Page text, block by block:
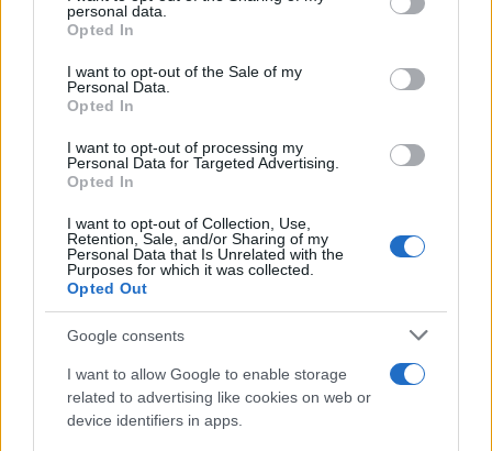
grant or deny consent to Google and its third-party tags to
use your data for below specified purposes in below Google
consent section.
personal data.
Opted In
I want to opt-out of the Sale of my
Personal Data.
Opted In
I want to opt-out of processing my
Personal Data for Targeted Advertising.
Opted In
I want to opt-out of Collection, Use,
Retention, Sale, and/or Sharing of my
Personal Data that Is Unrelated with the
Purposes for which it was collected.
Opted Out
Google consents
I want to allow Google to enable storage
related to advertising like cookies on web or
device identifiers in apps.
EFA GROUP: Στρατηγική επένδυση στη
αμυντικών τεχνολογιών σε Ελλάδα και
Κύπρο
ΗΠΑ: Ξεκινά η παραγωγή της
φθάνει τα 600 χιλιόμετρα